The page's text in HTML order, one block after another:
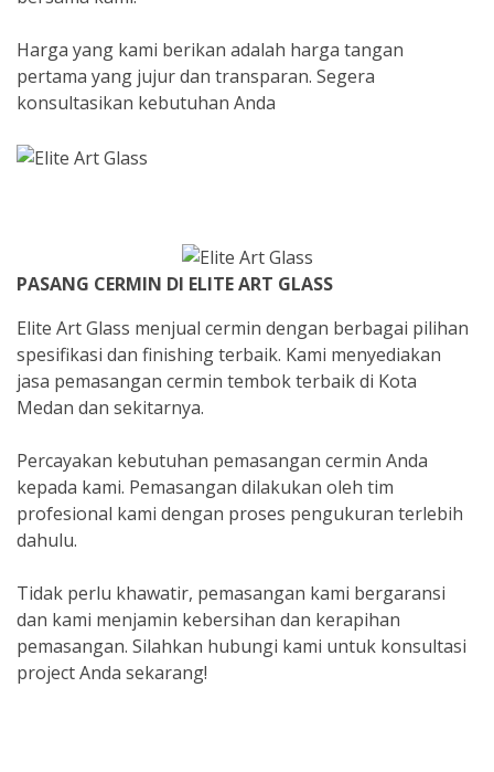
Harga yang kami berikan adalah harga tangan
pertama yang jujur dan transparan. Segera
konsultasikan kebutuhan Anda
PASANG CERMIN DI ELITE ART GLASS
Elite Art Glass menjual cermin dengan berbagai pilihan
spesifikasi dan finishing terbaik. Kami menyediakan
jasa pemasangan cermin tembok terbaik di Kota
Medan dan sekitarnya.
Percayakan kebutuhan pemasangan cermin Anda
kepada kami. Pemasangan dilakukan oleh tim
profesional kami dengan proses pengukuran terlebih
dahulu.
Tidak perlu khawatir, pemasangan kami bergaransi
dan kami menjamin kebersihan dan kerapihan
pemasangan. Silahkan hubungi kami untuk konsultasi
project Anda sekarang!